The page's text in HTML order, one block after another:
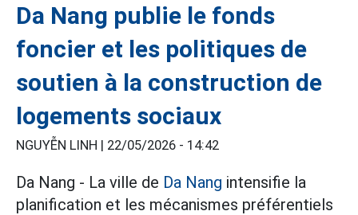
Da Nang publie le fonds
foncier et les politiques de
soutien à la construction de
logements sociaux
NGUYỄN LINH | 22/05/2026 - 14:42
Da Nang - La ville de Da Nang intensifie la
planification et les mécanismes préférentiels